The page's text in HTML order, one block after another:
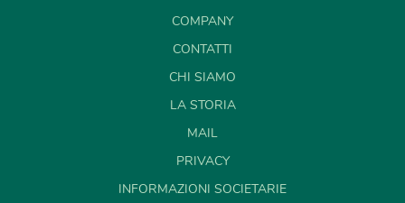
COMPANY
CONTATTI
CHI SIAMO
LA STORIA
MAIL
PRIVACY
INFORMAZIONI SOCIETARIE